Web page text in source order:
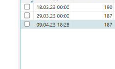
ТН ВЭД
товара